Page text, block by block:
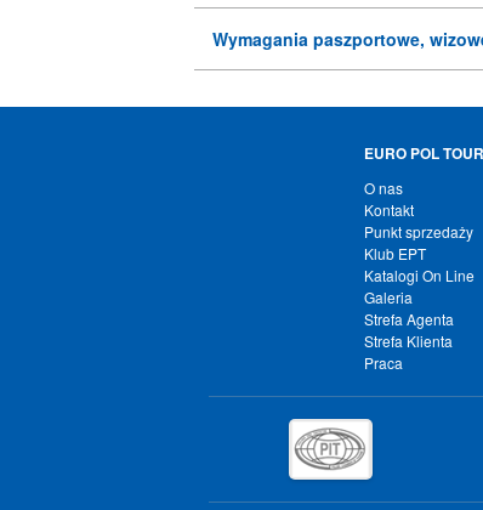
Wymagania paszportowe,
EURO POL TOUR
O nas
Kontakt
Punkt sprzedaży
Klub EPT
Katalogi On Line
Galeria
Strefa Agenta
Strefa Klienta
Praca